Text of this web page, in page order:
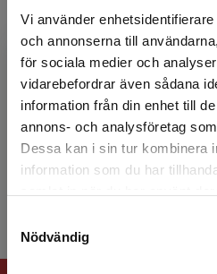
Vi använder
och annonserna till
för sociala medier och
vidarebefordrar även sådana
information från din enhet till
annons- och analysföretag
Dessa kan i sin tur kombinera
information som du har
Nödvändig
Begränsad
Det verkar som att du
studentlitteratur.se via en
Vi erbjuder inte
att kunna slutföra ett köp
Håkan
Håkan Alm har varit
senior professor i teknisk
tekniska universitet. Hans
har var...